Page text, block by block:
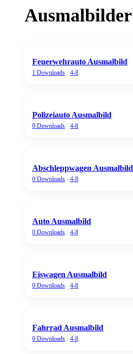
Ausmalbilder
Feuerwehrauto Ausmalbild
1 Downloads 4-8
Polizeiauto Ausmalbild
0 Downloads 4-8
Abschleppwagen Ausmalbild
0 Downloads 4-8
Auto Ausmalbild
0 Downloads 4-8
Eiswagen Ausmalbild
0 Downloads 4-8
Fahrrad Ausmalbild
0 Downloads 4-8